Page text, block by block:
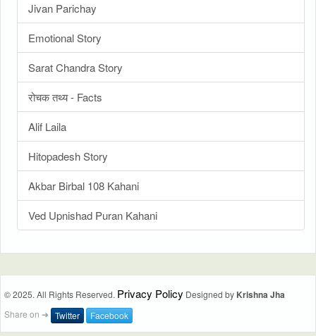
Jivan Parichay
Emotional Story
Sarat Chandra Story
रोचक तथ्य - Facts
Alif Laila
Hitopadesh Story
Akbar Birbal 108 Kahani
Ved Upnishad Puran Kahani
© 2025. All Rights Reserved. Privacy Policy Designed by Krishna Jha
Share on ➔ Twitter Facebook